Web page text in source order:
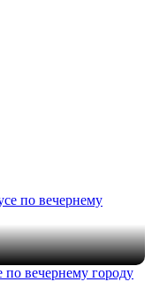
по вечернему городу